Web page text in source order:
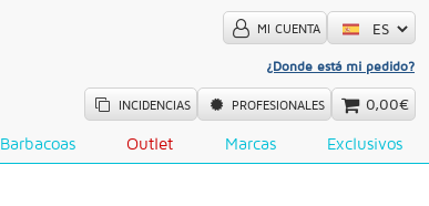
MI CUENTA
¿Donde está mi pedido?
INCIDENCIAS PROFESIONALES 0,00€
Barbacoas Outlet Marcas Exclusivos